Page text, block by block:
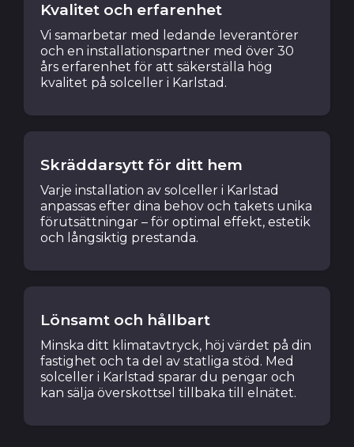
Kvalitet och erfarenhet
Vi samarbetar med ledande leverantörer
och en installationspartner med över 30
års erfarenhet för att säkerställa hög
kvalitet på solceller i Karlstad.
Skräddarsytt för ditt hem
Varje installation av solceller i Karlstad
anpassas efter dina behov och takets unika
förutsättningar – för optimal effekt, estetik
och långsiktig prestanda.
Lönsamt och hållbart
Minska ditt klimatavtryck, höj värdet på din
fastighet och ta del av statliga stöd. Med
solceller i Karlstad sparar du pengar och
kan sälja överskottsel tillbaka till elnätet.